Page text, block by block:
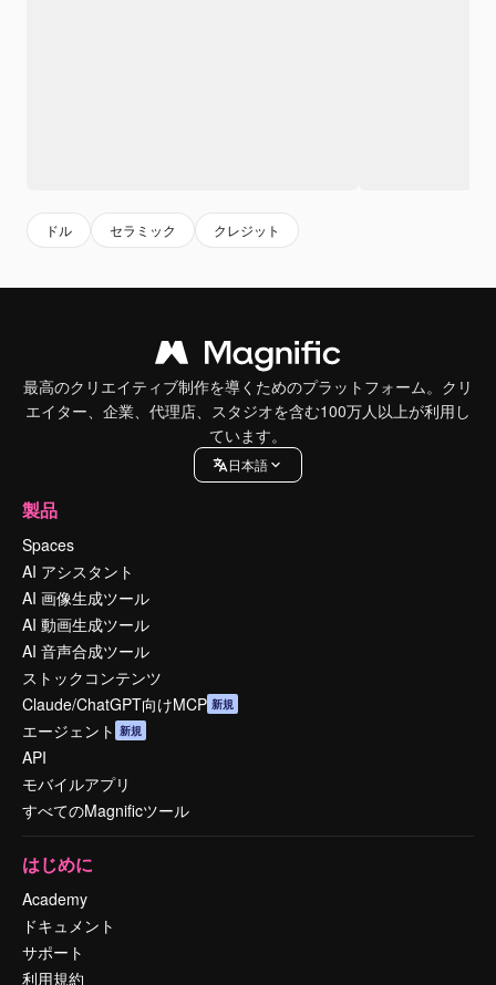
ドル セラミック クレジット
最高のクリエイティブ制作を導くためのプラットフォーム。クリ
エイター、企業、代理店、スタジオを含む100万人以上が利用し
ています。
日本語
製品
Spaces
AI アシスタント
AI 画像生成ツール
AI 動画生成ツール
AI 音声合成ツール
ストックコンテンツ
Claude/ChatGPT向けMCP 新規
エージェント 新規
API
モバイルアプリ
すべてのMagnificツール
はじめに
Academy
ドキュメント
サポート
利用規約